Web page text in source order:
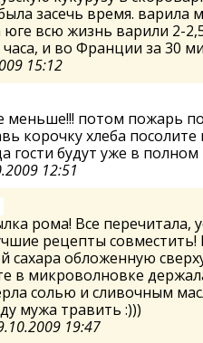
засечь время. варила
всю жизнь варили 2-
и во Франции за 30
15:12
меньше!!! потом пожарь
корочку хлеба посолите
гости будут уже в полном
12:51
рома! Все перечитала,
рецепты совместить!
сахара обложенную
в микроволновке
солью и сливочным
мужа травить :)))
19:47